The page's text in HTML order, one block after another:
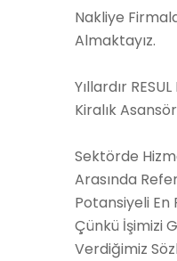
Nakliye
Almaktayız.
Yıllardır
Kiralık
Sektörde
Arasında
Potansiyeli En
Çünkü İşimizi
Verdiğimiz